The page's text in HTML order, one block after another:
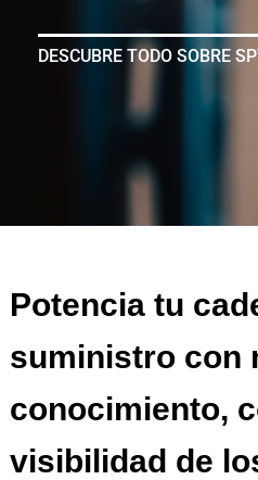
DESCUBRE TODO SOBRE
Potencia tu
suministro con
conocimiento,
visibilidad de